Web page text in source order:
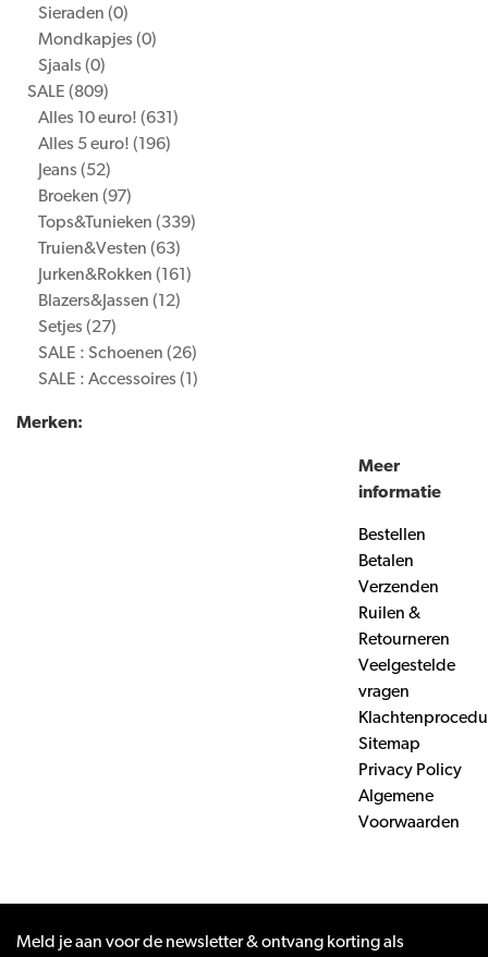
Sieraden (0)
Mondkapjes (0)
Sjaals (0)
SALE (809)
Alles 10 euro! (631)
Alles 5 euro! (196)
Jeans (52)
Broeken (97)
Tops&Tunieken (339)
Truien&Vesten (63)
Jurken&Rokken (161)
Blazers&Jassen (12)
Setjes (27)
SALE : Schoenen (26)
SALE : Accessoires (1)
Merken:
Meer
informatie
Bestellen
Betalen
Verzenden
Ruilen &
Retourneren
Veelgestelde
vragen
Sitemap
Privacy Policy
Algemene
Voorwaarden
Meld je aan voor de newsletter & ontvang korting als